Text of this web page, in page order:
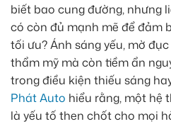
biết bao cung đường, nhưng
có còn đủ mạnh mẽ để đảm
tối ưu? Ánh sáng yếu, mờ
thẩm mỹ mà còn tiềm ẩn
trong điều kiện thiếu sáng
Phát Auto hiểu rằng, một hệ
là yếu tố then chốt cho mọi